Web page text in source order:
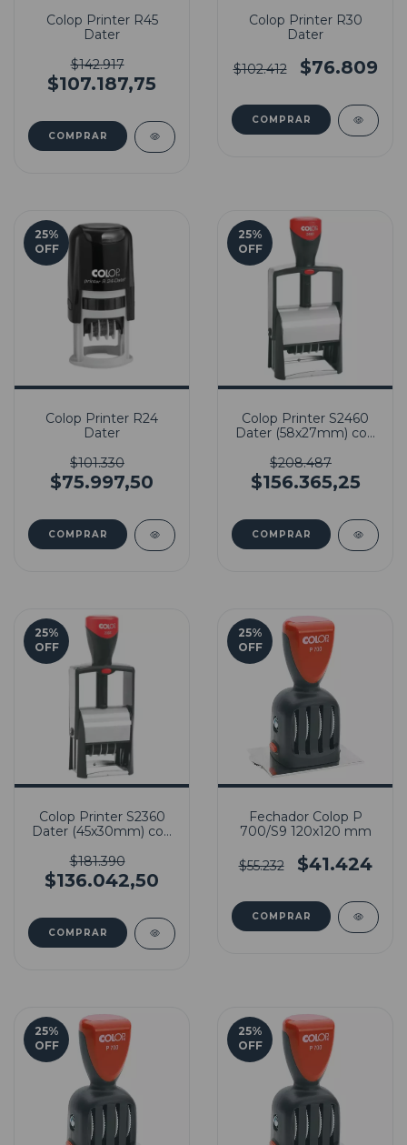
Colop Printer R45
Dater
$142.917
$107.187,75
Colop Printer R30
Dater
$102.412 $76.809
25%
OFF
Colop Printer R24
Dater
$101.330
$75.997,50
25%
OFF
Colop Printer S2460
Dater (58x27mm) con
$208.487
$156.365,25
25%
OFF
Colop Printer S2360
Dater (45x30mm) con
$181.390
$136.042,50
25%
OFF
Fechador Colop P
700/S9 120x120 mm
$55.232 $41.424
25%
OFF
25%
OFF